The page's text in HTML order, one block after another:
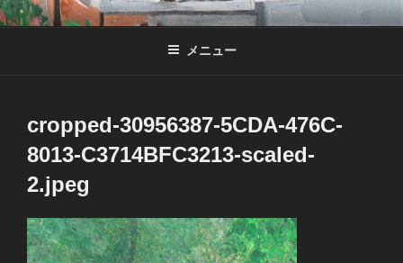
コ
ン
NAO OTSUKA
Music
メニュー
cropped-30956387-5CDA-476C-
8013-C3714BFC3213-scaled-
2.jpeg